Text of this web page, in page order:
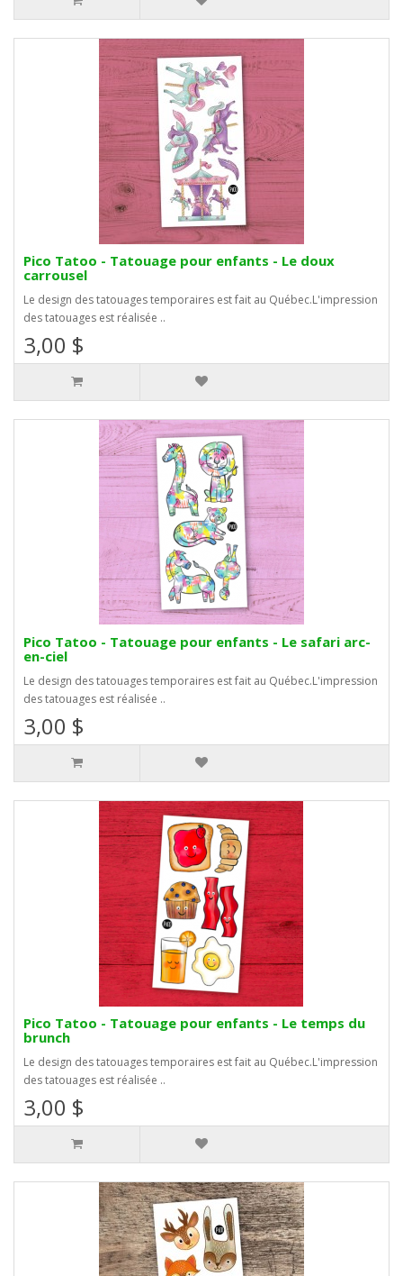
Pico Tatoo - Tatouage pour enfants - Le doux
carrousel
Le design des tatouages temporaires est fait au Québec.L'impression
des tatouages est réalisée ..
3,00 $
Pico Tatoo - Tatouage pour enfants - Le safari arc-
en-ciel
Le design des tatouages temporaires est fait au Québec.L'impression
des tatouages est réalisée ..
3,00 $
Pico Tatoo - Tatouage pour enfants - Le temps du
brunch
Le design des tatouages temporaires est fait au Québec.L'impression
des tatouages est réalisée ..
3,00 $